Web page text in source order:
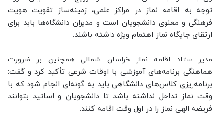
توجه به اقامه نماز در مراکز علمی، زمینه‌ساز تقویت هویت
فرهنگی و معنوی دانشجویان است و مدیران دانشگاه‌ها باید برای
ارتقای جایگاه نماز اهتمام ویژه داشته باشند.
مدیر ستاد اقامه نماز خراسان شمالی همچنین بر ضرورت
هماهنگی برنامه‌های آموزشی با اوقات شرعی تأکید کرد و گفت:
برنامه‌ریزی کلاس‌های دانشگاهی باید به گونه‌ای انجام شود که با
وقت نماز تداخل نداشته باشد تا دانشجویان و اساتید بتوانند
فریضه الهی نماز را در اول وقت اقامه کنند.